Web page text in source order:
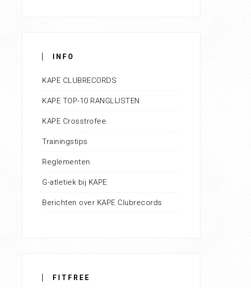
INFO
KAPE CLUBRECORDS
KAPE TOP-10 RANGLIJSTEN
KAPE Crosstrofee
Trainingstips
Reglementen
G-atletiek bij KAPE
Berichten over KAPE Clubrecords
FITFREE